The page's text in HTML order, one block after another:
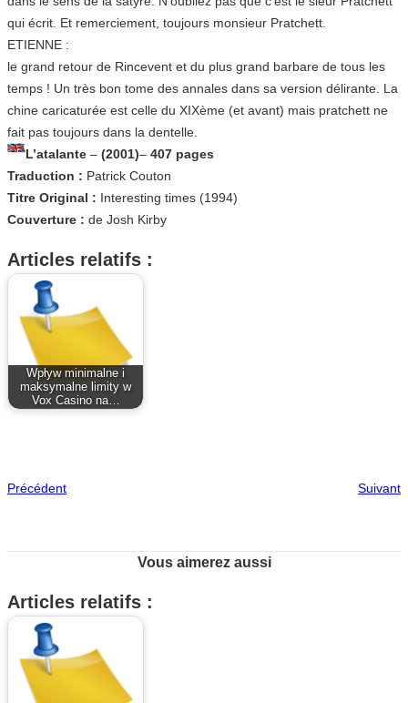
qui écrit. Et remerciement, toujours monsieur Pratchett.
ETIENNE :
le grand retour de Rincevent et du plus grand barbare de tous les
temps ! Un très bon tome des annales dans sa version délirante. La
chine caricaturée est celle du XIXème (et avant) mais pratchett ne
fait pas toujours dans la dentelle.
L’atalante – (2001)– 407 pages
Traduction : Patrick Couton
Titre Original : Interesting times (1994)
Couverture : de Josh Kirby
Articles relatifs :
Wpływ minimalne i
maksymalne limity w
Vox Casino na…
Précédent Suivant
Vous aimerez aussi
Articles relatifs :